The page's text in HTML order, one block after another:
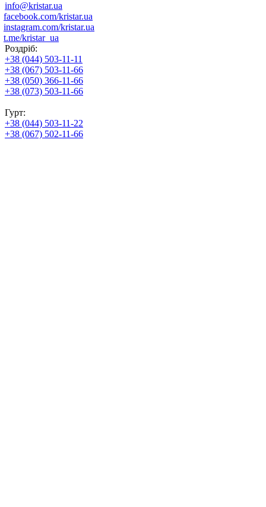
info@kristar.ua
facebook.com/kristar.ua
instagram.com/kristar.ua
t.me/kristar_ua
Роздріб:
+38 (044) 503-11-11
+38 (067) 503-11-66
+38 (050) 366-11-66
+38 (073) 503-11-66
Гурт:
+38 (044) 503-11-22
+38 (067) 502-11-66